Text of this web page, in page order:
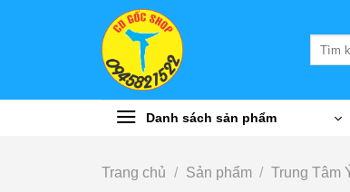
Danh sách sản phẩm
Trang chủ / Sản phẩm / Trung Tâm